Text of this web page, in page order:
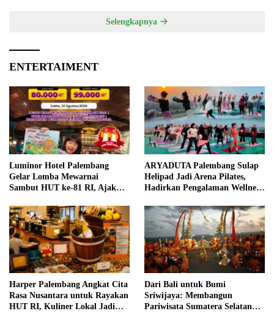
Selengkapnya
ENTERTAIMENT
Luminor Hotel Palembang
Gelar Lomba Mewarnai
Sambut HUT ke-81 RI, Ajak
ARYADUTA Palembang Sulap
Helipad Jadi Arena Pilates,
Hadirkan Pengalaman Wellness
Harper Palembang Angkat Cita
Rasa Nusantara untuk Rayakan
HUT RI, Kuliner Lokal Jadi
Dari Bali untuk Bumi
Sriwijaya: Membangun
Pariwisata Sumatera Selatan